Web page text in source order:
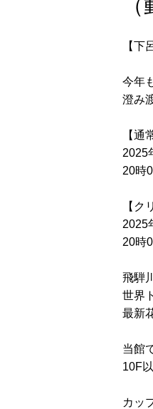
【下
今年
澄み
【通
2025
20時
【ク
2025
20時
飛騨
世界
最新
当館
10F
カッ